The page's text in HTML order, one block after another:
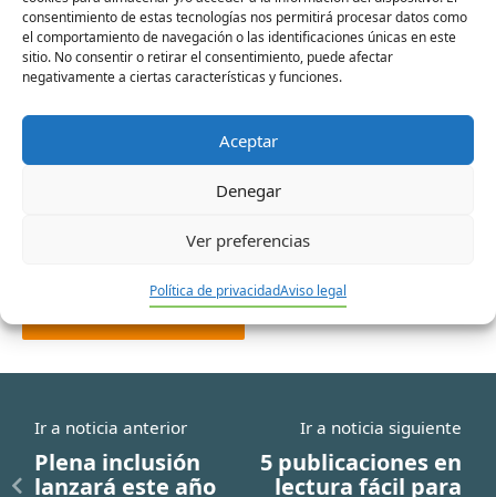
consentimiento de estas tecnologías nos permitirá procesar datos como
el comportamiento de navegación o las identificaciones únicas en este
sitio. No consentir o retirar el consentimiento, puede afectar
negativamente a ciertas características y funciones.
Aceptar
Denegar
Ver preferencias
Política de privacidadAviso legal
Nombre*
Correo
electrónico*
Ir a noticia anterior
Plena inclusión
lanzará este año
Ir a noticia siguiente
5 publicaciones en
lectura fácil para